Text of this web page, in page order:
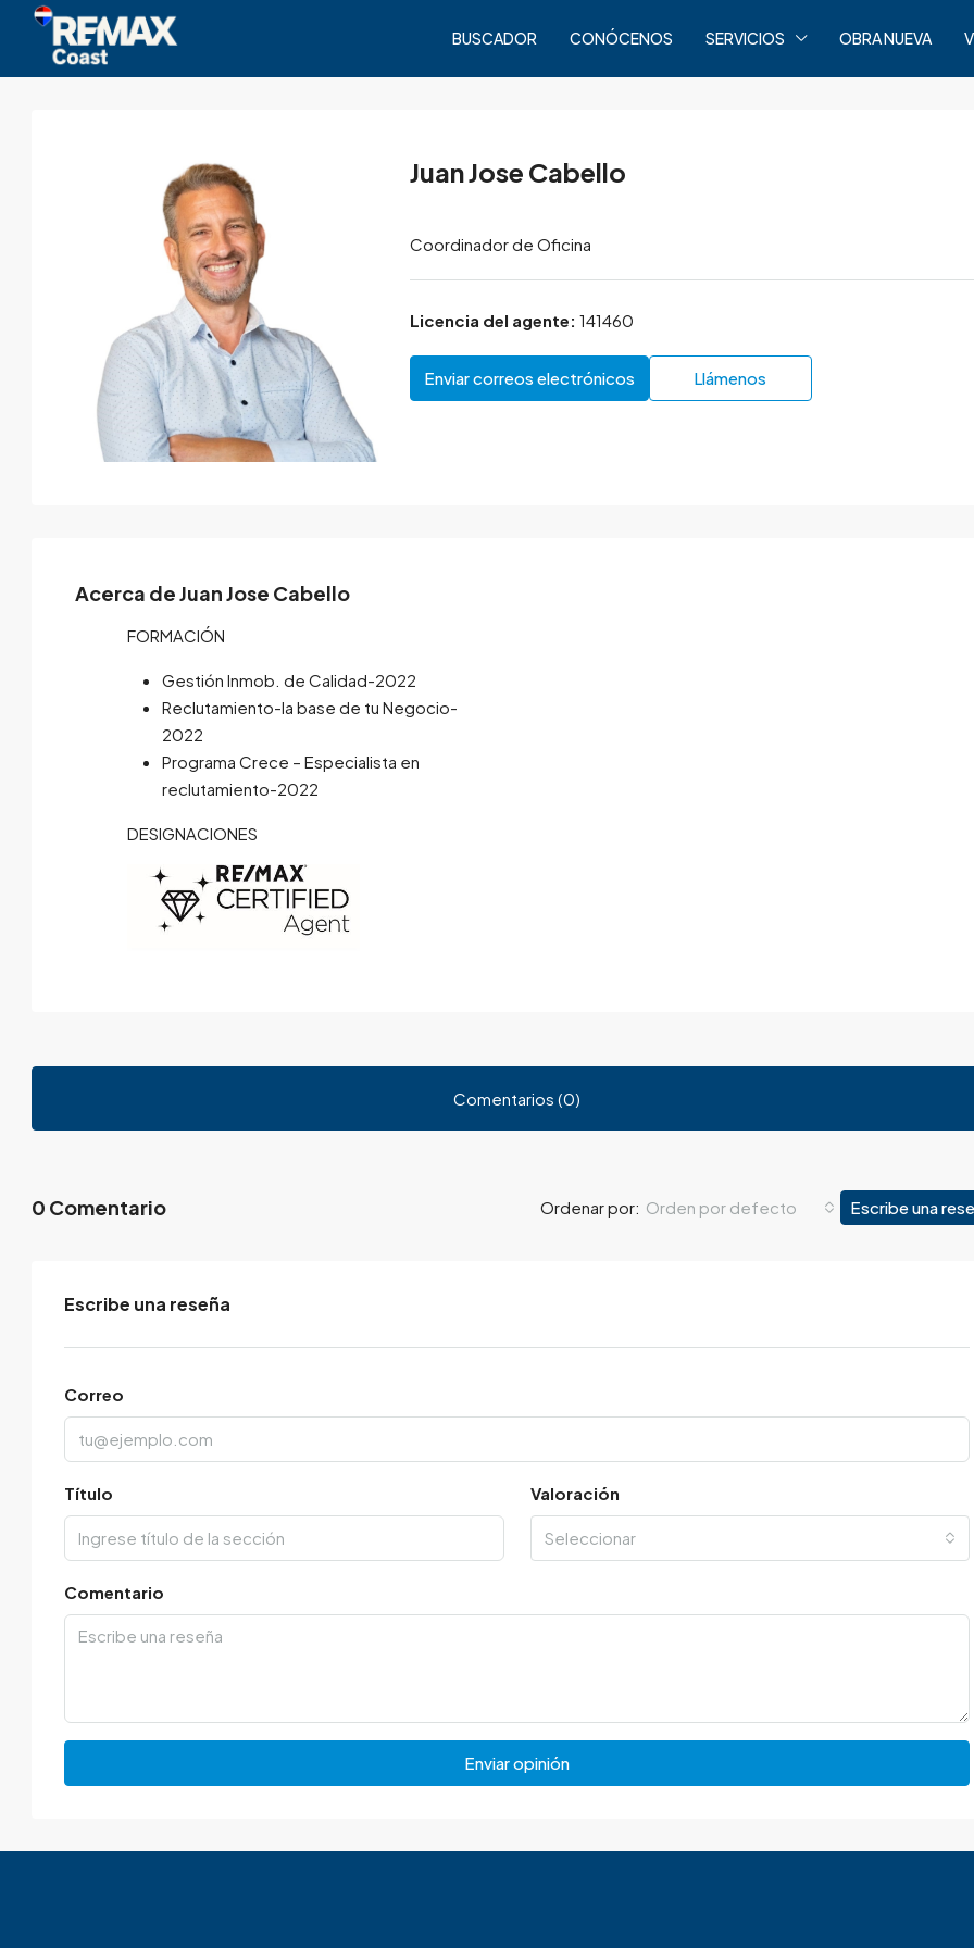
BUSCADOR CONÓCENOS SERVICIOS OBRA NUEVA
Juan Jose Cabello
Coordinador de Oficina
Licencia del agente: 141460
Enviar correos electrónicos Llámenos
Acerca de Juan Jose Cabello
FORMACIÓN
Gestión Inmob. de Calidad-2022
Reclutamiento-la base de tu Negocio-
2022
Programa Crece – Especialista en
reclutamiento-2022
DESIGNACIONES
Comentarios (0)
0 Comentario Ordenar por: Orden por defecto Escribe una
Escribe una reseña
Correo
Título Valoración
Seleccionar
Comentario
Enviar opinión